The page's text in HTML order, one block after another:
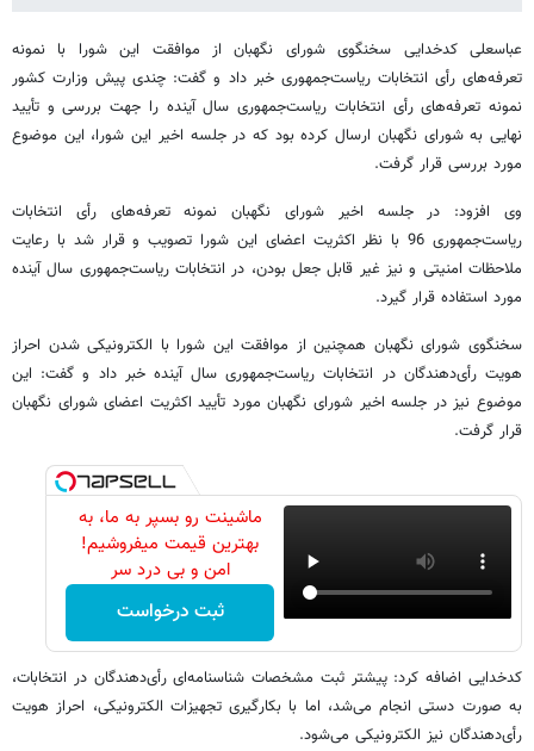
عباسعلی کدخدایی سخنگوی شورای نگهبان از موافقت این شورا با نمونه‌
تعرفه‌های رأی انتخابات ریاست‌جمهوری خبر داد و گفت: چندی پیش وزارت کشور
نمونه تعرفه‌های رأی انتخابات ریاست‌جمهوری سال آینده را جهت بررسی و تأیید
نهایی به شورای نگهبان ارسال کرده بود که در جلسه اخیر این شورا، این موضوع
مورد بررسی قرار گرفت.
وی افزود: در جلسه اخیر شورای نگهبان نمونه تعرفه‌‌های رأی انتخابات
ریاست‌جمهوری 96 با نظر اکثریت اعضای این شورا تصویب و قرار شد با رعایت
ملاحظات امنیتی و نیز غیر قابل جعل بودن، در انتخابات ریاست‌جمهوری سال آینده
مورد استفاده قرار گیرد.
سخنگوی شورای نگهبان همچنین از موافقت این شورا با الکترونیکی شدن احراز
هویت رأی‌دهندگان در انتخابات ریاست‌جمهوری سال آینده خبر داد و گفت: این
موضوع نیز در جلسه اخیر شورای نگهبان مورد تأیید اکثریت اعضای شورای نگهبان
قرار گرفت.
ماشینت رو بسپر به ما، به
بهترین قیمت میفروشیم!
امن و بی درد سر
ثبت درخواست
کدخدایی اضافه کرد: پیشتر ثبت مشخصات شناسنامه‌ای رأی‌دهندگان در انتخابات،
به صورت دستی انجام می‌شد، اما با بکارگیری تجهیزات الکترونیکی، احراز هویت
رأی‌دهندگان نیز الکترونیکی می‌شود.